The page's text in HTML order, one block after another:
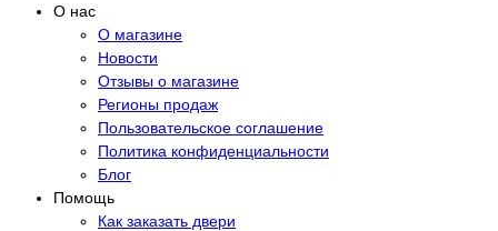
О нас
О магазине
Новости
Отзывы о магазине
Регионы продаж
Пользовательское соглашение
Политика конфиденциальности
Блог
Помощь
Как заказать двери